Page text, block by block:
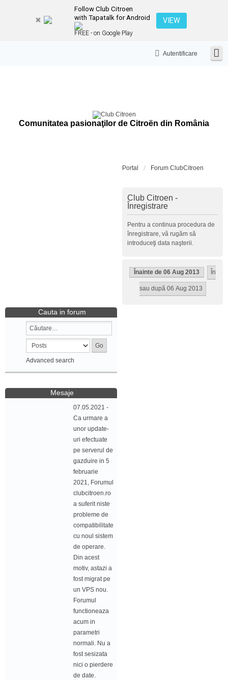
Follow Club Citroen
with Tapatalk for Android
FREE - on Google Play
VIEW
Autentificare
Comunitatea pasionaţilor de Citroën din România
Portal Forum ClubCitroen
Club Citroen -
Înregistrare
Pentru a continua procedura de
înregistrare, vă rugăm să
introduceţi data naşterii.
Înainte de 06 Aug 2013 În
sau după 06 Aug 2013
Cauta in forum
Advanced search
Mesaje
07.05.2021 -
Ca urmare a
unor update-
uri efectuate
pe serverul de
gazduire in 5
februarie
2021, Forumul
clubcitroen.ro
a suferit niste
probleme de
compatibilitate
cu noul sistem
de operare.
Din acest
motiv, astazi a
fost migrat pe
un VPS nou.
Forumul
functioneaza
acum in
parametri
normali. Nu a
fost sesizata
nici o pierdere
de date.